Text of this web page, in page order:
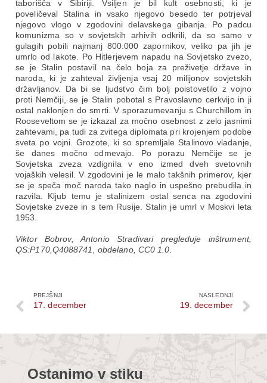
taborišča v Sibiriji. Vsiljen je bil kult osebnosti, ki je
poveličeval Stalina in vsako njegovo besedo ter potrjeval
njegovo vlogo v zgodovini delavskega gibanja. Po padcu
komunizma so v sovjetskih arhivih odkrili, da so samo v
gulagih pobili najmanj 800.000 zapornikov, veliko pa jih je
umrlo od lakote. Po Hitlerjevem napadu na Sovjetsko zvezo,
se je Stalin postavil na čelo boja za preživetje države in
naroda, ki je zahteval življenja vsaj 20 milijonov sovjetskih
državljanov. Da bi se ljudstvo čim bolj poistovetilo z vojno
proti Nemčiji, se je Stalin pobotal s Pravoslavno cerkvijo in ji
ostal naklonjen do smrti. V sporazumevanju s Churchillom in
Rooseveltom se je izkazal za močno osebnost z zelo jasnimi
zahtevami, pa tudi za zvitega diplomata pri krojenjem podobe
sveta po vojni. Grozote, ki so spremljale Stalinovo vladanje,
še danes močno odmevajo. Po porazu Nemčije se je
Sovjetska zveza vzdignila v eno izmed dveh svetovnih
vojaških velesil. V zgodovini je le malo takšnih primerov, kjer
se je speča moč naroda tako naglo in uspešno prebudila in
razvila. Kljub temu je stalinizem ostal senca na zgodovini
Sovjetske zveze in s tem Rusije. Stalin je umrl v Moskvi leta
1953.
Viktor Bobrov, Antonio Stradivari pregleduje inštrument,
QS:P170,Q4088741, obdelano, CC0 1.0.
PREJŠNJI
17. december
NASLEDNJI
19. december
Ostanimo v stiku